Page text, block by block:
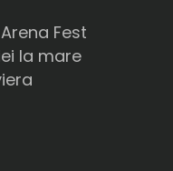
Fest
la mare